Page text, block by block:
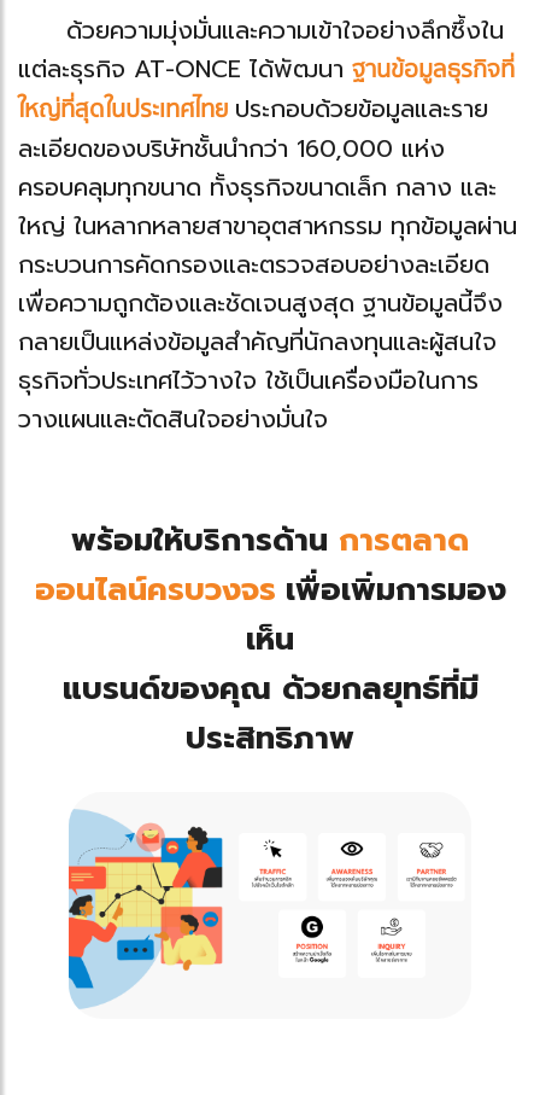
ด้วยความมุ่งมั่นและความเข้าใจอย่างลึกซึ้งใน
แต่ละธุรกิจ AT-ONCE ได้พัฒนา ฐานข้อมูลธุรกิจที่
ใหญ่ที่สุดในประเทศไทย ประกอบด้วยข้อมูลและราย
ละเอียดของบริษัทชั้นนำกว่า 160,000 แห่ง
ครอบคลุมทุกขนาด ทั้งธุรกิจขนาดเล็ก กลาง และ
ใหญ่ ในหลากหลายสาขาอุตสาหกรรม ทุกข้อมูลผ่าน
กระบวนการคัดกรองและตรวจสอบอย่างละเอียด
เพื่อความถูกต้องและชัดเจนสูงสุด ฐานข้อมูลนี้จึง
กลายเป็นแหล่งข้อมูลสำคัญที่นักลงทุนและผู้สนใจ
ธุรกิจทั่วประเทศไว้วางใจ ใช้เป็นเครื่องมือในการ
วางแผนและตัดสินใจอย่างมั่นใจ
พร้อมให้บริการด้าน การตลาด
ออนไลน์ครบวงจร เพื่อเพิ่มการมอง
เห็น
แบรนด์ของคุณ ด้วยกลยุทธ์ที่มี
ประสิทธิภาพ